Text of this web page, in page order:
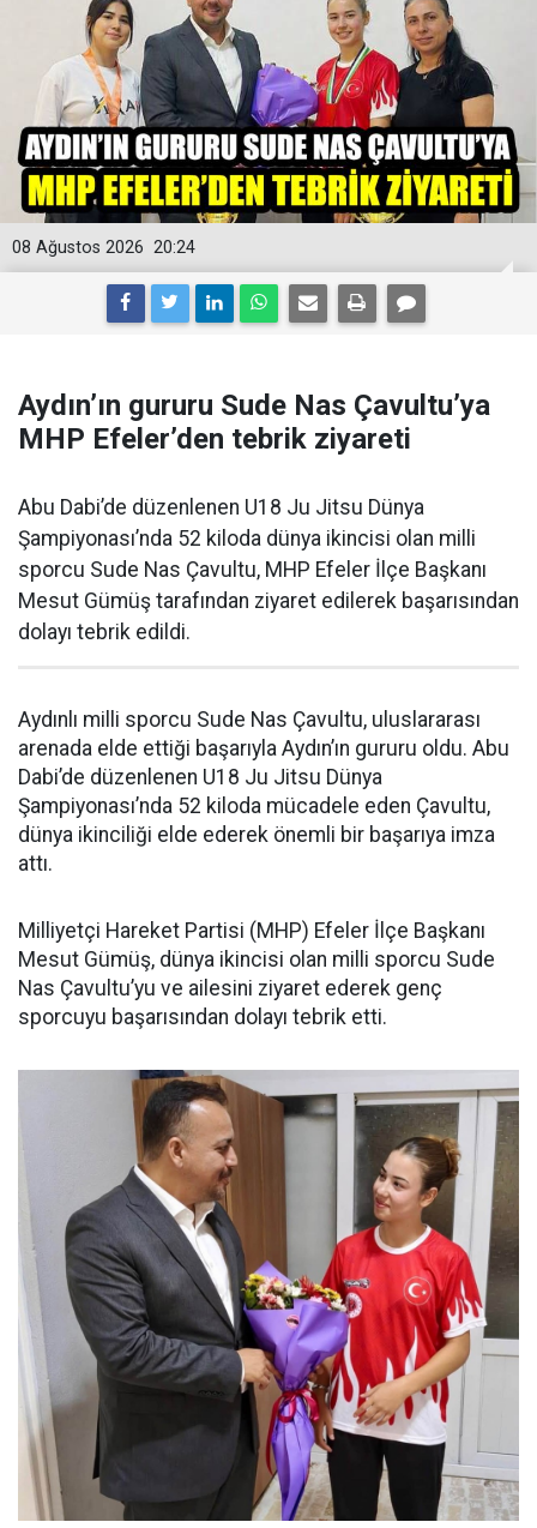
20:24
08 Ağustos 2026
Aydın’ın gururu Sude Nas Çavultu’ya
MHP Efeler’den tebrik ziyareti
Abu Dabi’de düzenlenen U18 Ju Jitsu Dünya
Şampiyonası’nda 52 kiloda dünya ikincisi olan milli
sporcu Sude Nas Çavultu, MHP Efeler İlçe Başkanı
Mesut Gümüş tarafından ziyaret edilerek başarısından
dolayı tebrik edildi.
Aydınlı milli sporcu Sude Nas Çavultu, uluslararası
arenada elde ettiği başarıyla Aydın’ın gururu oldu. Abu
Dabi’de düzenlenen U18 Ju Jitsu Dünya
Şampiyonası’nda 52 kiloda mücadele eden Çavultu,
dünya ikinciliği elde ederek önemli bir başarıya imza
attı.
Milliyetçi Hareket Partisi (MHP) Efeler İlçe Başkanı
Mesut Gümüş, dünya ikincisi olan milli sporcu Sude
Nas Çavultu’yu ve ailesini ziyaret ederek genç
sporcuyu başarısından dolayı tebrik etti.